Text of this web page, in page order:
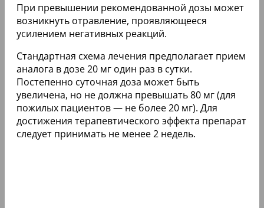
При превышении рекомендованной дозы может
возникнуть отравление, проявляющееся
усилением негативных реакций.
Стандартная схема лечения предполагает прием
аналога в дозе 20 мг один раз в сутки.
Постепенно суточная доза может быть
увеличена, но не должна превышать 80 мг (для
пожилых пациентов — не более 20 мг). Для
достижения терапевтического эффекта препарат
следует принимать не менее 2 недель.